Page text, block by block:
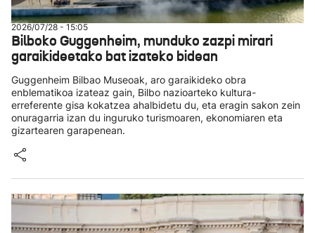
2026/07/28 - 15:05
Bilboko Guggenheim, munduko zazpi mirari
garaikideetako bat izateko bidean
Guggenheim Bilbao Museoak, aro garaikideko obra
enblematikoa izateaz gain, Bilbo nazioarteko kultura-
erreferente gisa kokatzea ahalbidetu du, eta eragin sakon zein
onuragarria izan du inguruko turismoaren, ekonomiaren eta
gizartearen garapenean.